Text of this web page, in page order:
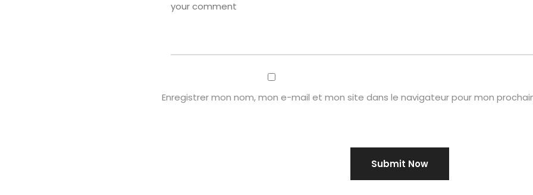
Enregistrer mon nom, mon e-mail et mon site dans le navigateur pour mon